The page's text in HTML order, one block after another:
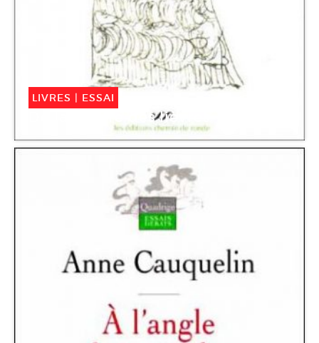
LIVRES | ESSAI
De la nature des lièvres